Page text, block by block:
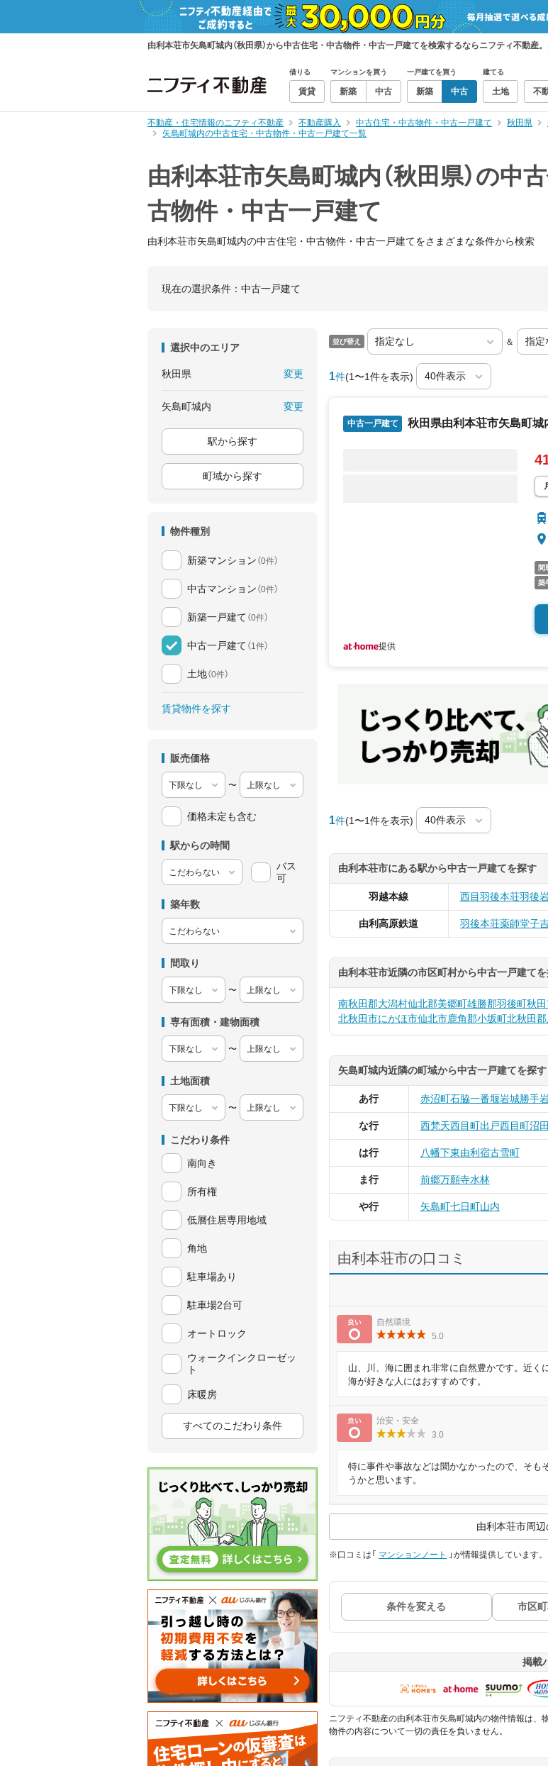
由利本荘市矢島町城内（秋田県）から中古住宅・中古物件・中古一戸建てを検索するならニフティ不動産
借りる
賃貸
マンションを買う
新築 中古
一戸建てを買う
新築 中古
建てる
土地 不
不動産・住宅情報のニフティ不動産 不動産購入 中古住宅・中古物件・中古一戸建て 秋田県
矢島町城内の中古住宅・中古物件・中古一戸建て一覧
由利本荘市矢島町城内（秋田県）の中
古物件・中古一戸建て
由利本荘市矢島町城内の中古住宅・中古物件・中古一戸建てをさまざまな条件から検索
現在の選択条件： 中古一戸建て
選択中のエリア
秋田県 変更
矢島町城内 変更
駅から探す
町域から探す
物件種別
新築マンション （0件）
中古マンション （0件）
新築一戸建て （0件）
中古一戸建て （1件）
土地（0件）
賃貸物件を探す
販売価格
〜
価格未定も含む
駅からの時間
バス
可
築年数
間取り
〜
専有面積・建物面積
〜
土地面積
〜
こだわり条件
南向き
所有権
低層住居専用地域
角地
駐車場あり
駐車場2台可
オートロック
ウォークインクローゼッ
ト
床暖房
すべてのこだわり条件
並び替え ＆
1件(1〜1件を表示)
中古一戸建て 秋田県由利本荘市矢島町城
間
築
提供
1件(1〜1件を表示)
由利本荘市にある駅から中古一戸建てを探す
羽越本線 西目羽後本荘羽後
由利高原鉄道 羽後本荘薬師堂子
由利本荘市近隣の市区町村から中古一戸建て
南秋田郡大潟村仙北郡美郷町雄勝郡羽後町秋
北秋田市にかほ市仙北市鹿角郡小坂町北秋田
矢島町城内近隣の町域から中古一戸建てを探す
あ行 赤沼町石脇一番堰岩城勝手
な行 西梵天西目町出戸西目町沼田
は行 八幡下東由利宿古雪町
ま行 前郷万願寺水林
や行 矢島町七日町山内
由利本荘市の口コミ
良い
自然環境
5.0
山、川、海に囲まれ非常に自然豊かです。近く
海が好きな人にはおすすめです。
良い
治安・安全
3.0
特に事件や事故などは聞かなかったので、そも
うかと思います。
由利本荘市周
※口コミは「 マンションノート 」が情報提供しています
条件を変える 市区
掲載
ニフティ不動産の由利本荘市矢島町城内の物件情報は
物件の内容について一切の責任を負いません。